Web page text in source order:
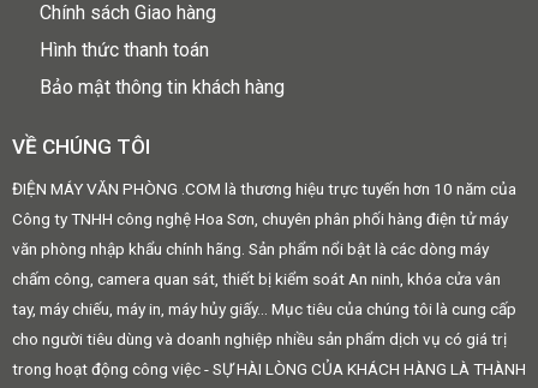
Chính sách Giao hàng
Hình thức thanh toán
Bảo mật thông tin khách hàng
VỀ CHÚNG TÔI
ĐIỆN MÁY VĂN PHÒNG .COM là thương hiệu trực tuyến hơn 10 năm của
Công ty TNHH công nghệ Hoa Sơn, chuyên phân phối hàng điện tử máy
văn phòng nhập khẩu chính hãng. Sản phẩm nổi bật là các dòng máy
chấm công, camera quan sát, thiết bị kiểm soát An ninh, khóa cửa vân
tay, máy chiếu, máy in, máy hủy giấy... Mục tiêu của chúng tôi là cung cấp
cho người tiêu dùng và doanh nghiệp nhiều sản phẩm dịch vụ có giá trị
trong hoạt động công việc - SỰ HÀI LÒNG CỦA KHÁCH HÀNG LÀ THÀNH